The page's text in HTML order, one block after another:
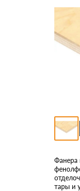
Фанера
тары и